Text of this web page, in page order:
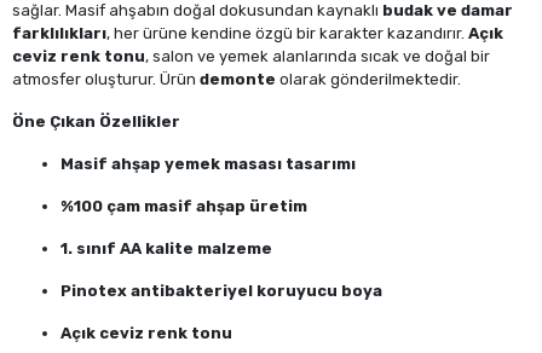
sağlar. Masif ahşabın doğal dokusundan kaynaklı budak ve damar
farklılıkları, her ürüne kendine özgü bir karakter kazandırır. Açık
ceviz renk tonu, salon ve yemek alanlarında sıcak ve doğal bir
atmosfer oluşturur. Ürün demonte olarak gönderilmektedir.
Öne Çıkan Özellikler
Masif ahşap yemek masası tasarımı
%100 çam masif ahşap üretim
1. sınıf AA kalite malzeme
Pinotex antibakteriyel koruyucu boya
Açık ceviz renk tonu